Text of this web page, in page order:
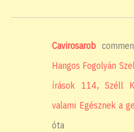
Cavirosarob
Hangos Fogolyán
írások 114, Széll
valami Egésznek a
óta